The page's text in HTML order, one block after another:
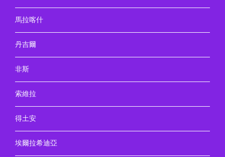
馬拉喀什
丹吉爾
非斯
索維拉
得土安
埃爾拉希迪亞